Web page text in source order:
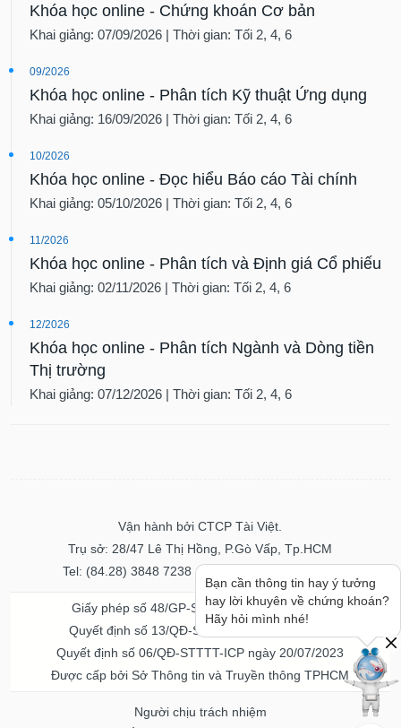
Khóa học online - Chứng khoán Cơ bản
Khai giảng: 07/09/2026 | Thời gian: Tối 2, 4, 6
09/2026
Khóa học online - Phân tích Kỹ thuật Ứng dụng
Khai giảng: 16/09/2026 | Thời gian: Tối 2, 4, 6
10/2026
Khóa học online - Đọc hiểu Báo cáo Tài chính
Khai giảng: 05/10/2026 | Thời gian: Tối 2, 4, 6
11/2026
Khóa học online - Phân tích và Định giá Cổ phiếu
Khai giảng: 02/11/2026 | Thời gian: Tối 2, 4, 6
12/2026
Khóa học online - Phân tích Ngành và Dòng tiền
Thị trường
Khai giảng: 07/12/2026 | Thời gian: Tối 2, 4, 6
Vận hành bởi CTCP Tài Việt.
Trụ sở: 28/47 Lê Thị Hồng, P.Gò Vấp, Tp.HCM
Tel: (84.28) 3848 7238 - Fax: (84.28) 3848 7237
Giấy phép số 48/GP-STTTT ngày 04/11/2016
Quyết định số 13/QĐ-STTTT ngày 02/11/2017
Quyết định số 06/QĐ-STTTT-ICP ngày 20/07/2023
Được cấp bởi Sở Thông tin và Truyền thông TPHCM
Người chịu trách nhiệm
Bạn cần thông tin hay ý tưởng
hay lời khuyên về chứng khoán?
Hãy hỏi mình nhé!